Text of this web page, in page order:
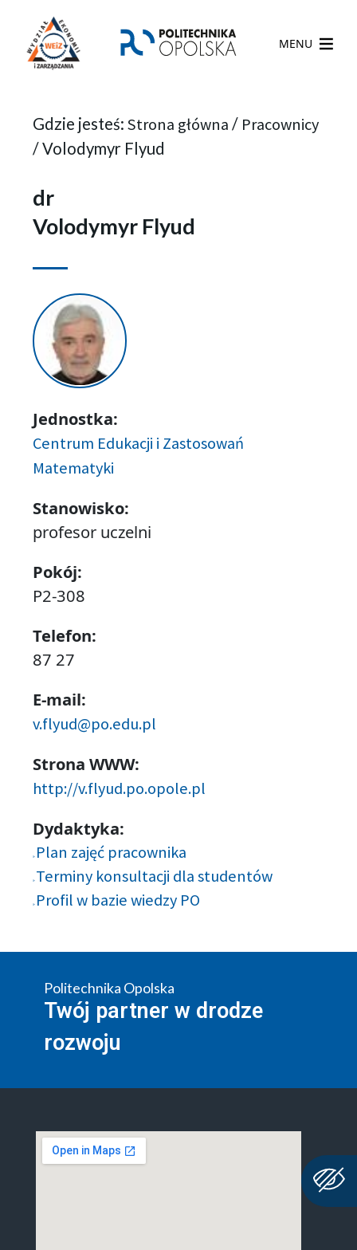
MENU
Gdzie jesteś: Strona główna / Pracownicy
/Volodymyr Flyud
dr
Volodymyr Flyud
Jednostka:
Centrum Edukacji i Zastosowań
Matematyki
Stanowisko:
profesor uczelni
Pokój:
P2-308
Telefon:
87 27
E-mail:
v.flyud@po.edu.pl
Strona WWW:
http://v.flyud.po.opole.pl
Dydaktyka:
Plan zajęć pracownika
Terminy konsultacji dla studentów
Profil w bazie wiedzy PO
Politechnika Opolska
Twój partner w drodze
rozwoju